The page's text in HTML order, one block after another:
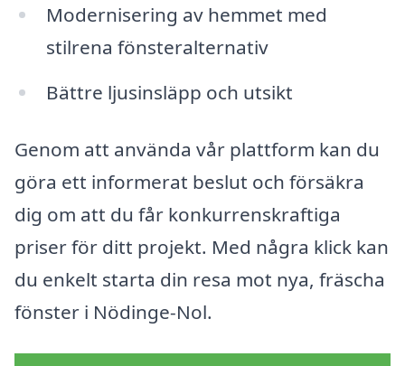
Modernisering av hemmet med
stilrena fönsteralternativ
Bättre ljusinsläpp och utsikt
Genom att använda vår plattform kan du
göra ett informerat beslut och försäkra
dig om att du får konkurrenskraftiga
priser för ditt projekt. Med några klick kan
du enkelt starta din resa mot nya, fräscha
fönster i Nödinge-Nol.